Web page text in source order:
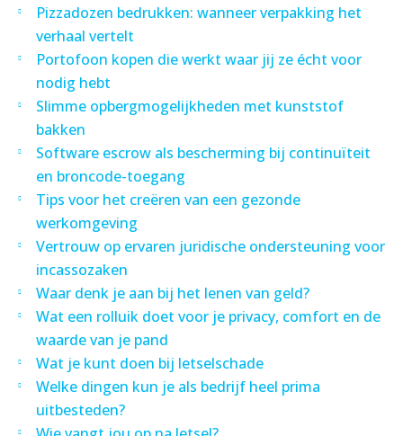
Pizzadozen bedrukken: wanneer verpakking het
verhaal vertelt
Portofoon kopen die werkt waar jij ze écht voor
nodig hebt
Slimme opbergmogelijkheden met kunststof
bakken
Software escrow als bescherming bij continuïteit
en broncode-toegang
Tips voor het creëren van een gezonde
werkomgeving
Vertrouw op ervaren juridische ondersteuning voor
incassozaken
Waar denk je aan bij het lenen van geld?
Wat een rolluik doet voor je privacy, comfort en de
waarde van je pand
Wat je kunt doen bij letselschade
Welke dingen kun je als bedrijf heel prima
uitbesteden?